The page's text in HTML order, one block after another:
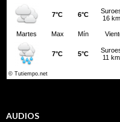
AUDIOS